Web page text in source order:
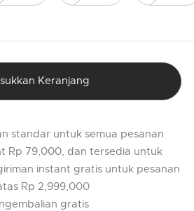
Keranjang
standar untuk semua pesanan
Rp 79,000, dan tersedia untuk
instant gratis untuk pesanan
Rp 2,999,000
gratis